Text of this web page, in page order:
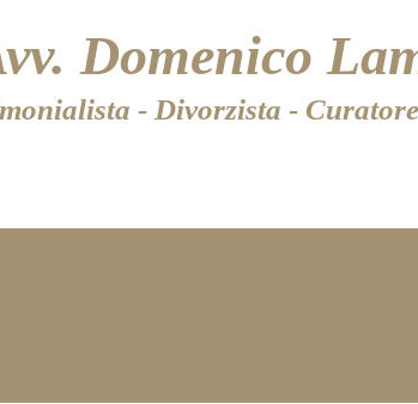
Domenico
- Divorzista -